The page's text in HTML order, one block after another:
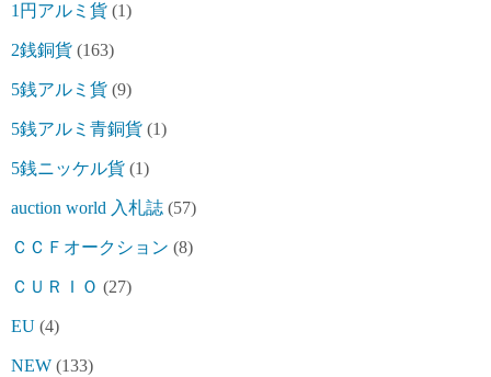
1円アルミ貨 (1)
2銭銅貨 (163)
5銭アルミ貨 (9)
5銭アルミ青銅貨 (1)
5銭ニッケル貨 (1)
auction world 入札誌 (57)
ＣＣＦオークション (8)
ＣＵＲＩＯ (27)
EU (4)
NEW (133)